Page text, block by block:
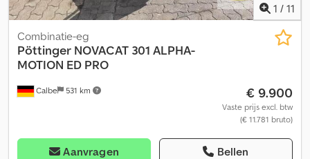
1 / 11
Calbe 531 km
Combinatie-eg
Pöttinger NOVACAT 301 ALPHA-
MOTION ED PRO
€ 9.900
Vaste prijs excl. btw
(€ 11.781 bruto)
Aanvragen Bellen